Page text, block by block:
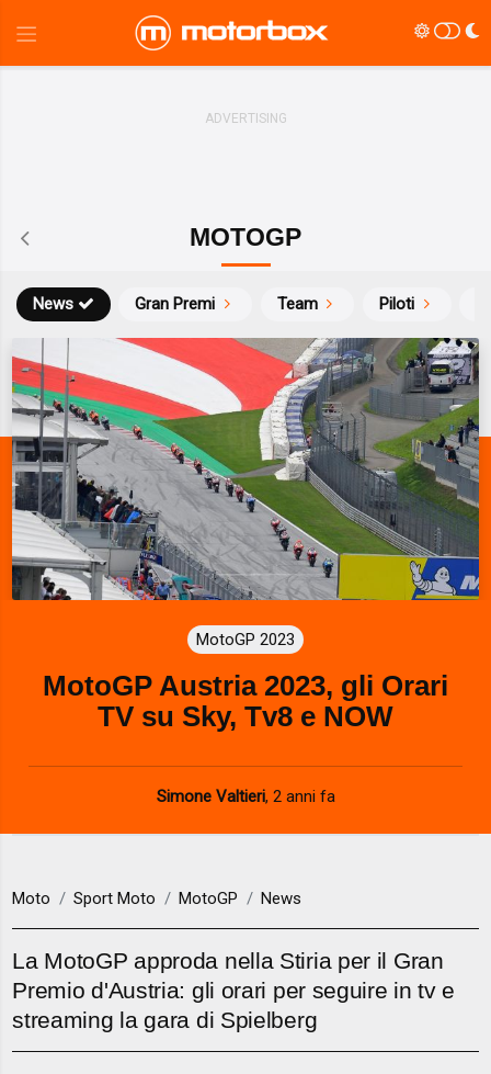
MOTOGP
News Gran Premi Team Piloti
MotoGP 2023
MotoGP Austria 2023, gli Orari
TV su Sky, Tv8 e NOW
Simone Valtieri, 2 anni fa
Moto Sport Moto MotoGP News
La MotoGP approda nella Stiria per il Gran
Premio d'Austria: gli orari per seguire in tv e
streaming la gara di Spielberg